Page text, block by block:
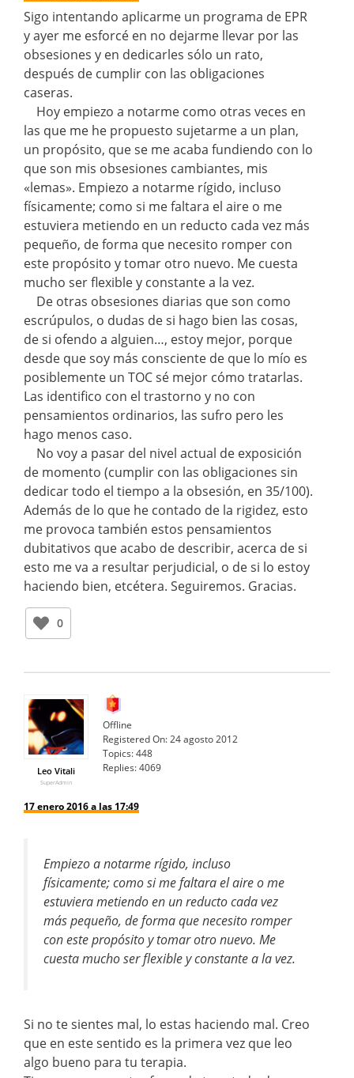
Sigo intentando aplicarme un programa de EPR
y ayer me esforcé en no dejarme llevar por las
obsesiones y en dedicarles sólo un rato,
después de cumplir con las obligaciones
caseras.
Hoy empiezo a notarme como otras veces en
las que me he propuesto sujetarme a un plan,
un propósito, que se me acaba fundiendo con lo
que son mis obsesiones cambiantes, mis
«lemas». Empiezo a notarme rígido, incluso
físicamente; como si me faltara el aire o me
estuviera metiendo en un reducto cada vez más
pequeño, de forma que necesito romper con
este propósito y tomar otro nuevo. Me cuesta
mucho ser flexible y constante a la vez.
De otras obsesiones diarias que son como
escrúpulos, o dudas de si hago bien las cosas,
de si ofendo a alguien…, estoy mejor, porque
desde que soy más consciente de que lo mío es
posiblemente un TOC sé mejor cómo tratarlas.
Las identifico con el trastorno y no con
pensamientos ordinarios, las sufro pero les
hago menos caso.
No voy a pasar del nivel actual de exposición
de momento (cumplir con las obligaciones sin
dedicar todo el tiempo a la obsesión, en 35/100).
Además de lo que he contado de la rigidez, esto
me provoca también estos pensamientos
dubitativos que acabo de describir, acerca de si
esto me va a resultar perjudicial, o de si lo estoy
haciendo bien, etcétera. Seguiremos. Gracias.
0
Leo Vitali
SuperAdmin
Offline
Registered On:24 agosto 2012
Topics:448
Replies:4069
17 enero 2016 a las 17:49
Empiezo a notarme rígido, incluso
físicamente; como si me faltara el aire o me
estuviera metiendo en un reducto cada vez
más pequeño, de forma que necesito romper
con este propósito y tomar otro nuevo. Me
cuesta mucho ser flexible y constante a la vez.
Si no te sientes mal, lo estas haciendo mal. Creo
que en este sentido es la primera vez que leo
algo bueno para tu terapia.